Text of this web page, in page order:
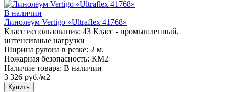
В наличии
Линолеум Vertigo «Ultraflex 41768»
Класс использования: 43 Класс - промышленный,
интенсивные нагрузки
Ширина рулона в резке: 2 м.
Пожарная безопасность: КМ2
Наличие товара: В наличии
3 326 руб./м2
Купить